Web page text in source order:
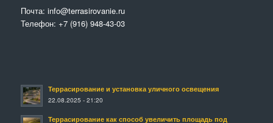
Почта: info@terrasirovanie.ru
Телефон: +7 (916) 948-43-03
Террасирование и установка уличного освещения
22.08.2025 - 21:20
Террасирование как способ увеличить площадь под